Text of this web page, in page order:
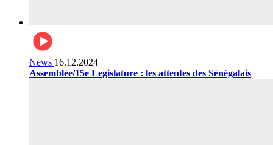
News 16.12.2024
Assemblée/15e Legislature : les attentes des Sénégalais